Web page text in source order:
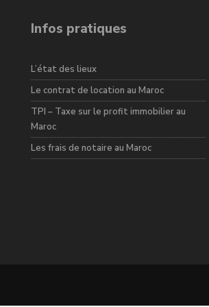
Infos pratiques
L’état des lieux
Le contrat de location au Maroc
TPI – Taxe sur le profit immobilier au
Maroc
Les frais de notaire au Maroc